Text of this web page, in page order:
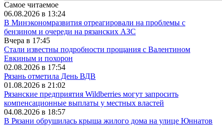
Самое читаемое
06.08.2026 в 13:24
В Минэкономразвития отреагировали на проблемы с
бензином и очереди на рязанских АЗС
Вчера в 17:45
Стали известны подробности прощания с Валентином
Евкиным и похорон
02.08.2026 в 17:54
Рязань отметила День ВДВ
01.08.2026 в 21:02
Рязанские предприятия Wildberries могут запросить
компенсационные выплаты у местных властей
04.08.2026 в 18:57
В Рязани обрушилась крыша жилого дома на улице Юннатов